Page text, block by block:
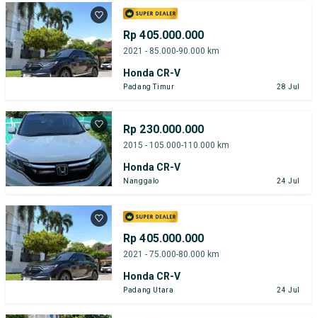
Rp 405.000.000
2021 - 85.000-90.000 km
Honda CR-V
Padang Timur 28 Jul
Rp 230.000.000
2015 - 105.000-110.000 km
Honda CR-V
Nanggalo 24 Jul
Rp 405.000.000
2021 - 75.000-80.000 km
Honda CR-V
Padang Utara 24 Jul